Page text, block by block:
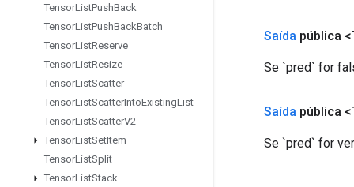
TensorListPushBack
TensorListPushBackBatch
TensorListReserve
TensorListResize
TensorListScatter
TensorListScatterIntoExistingList
TensorListScatterV2
TensorListSetItem
TensorListSplit
TensorListStack
Saída pública
Se `pred` for
Saída pública
Se `pred` for